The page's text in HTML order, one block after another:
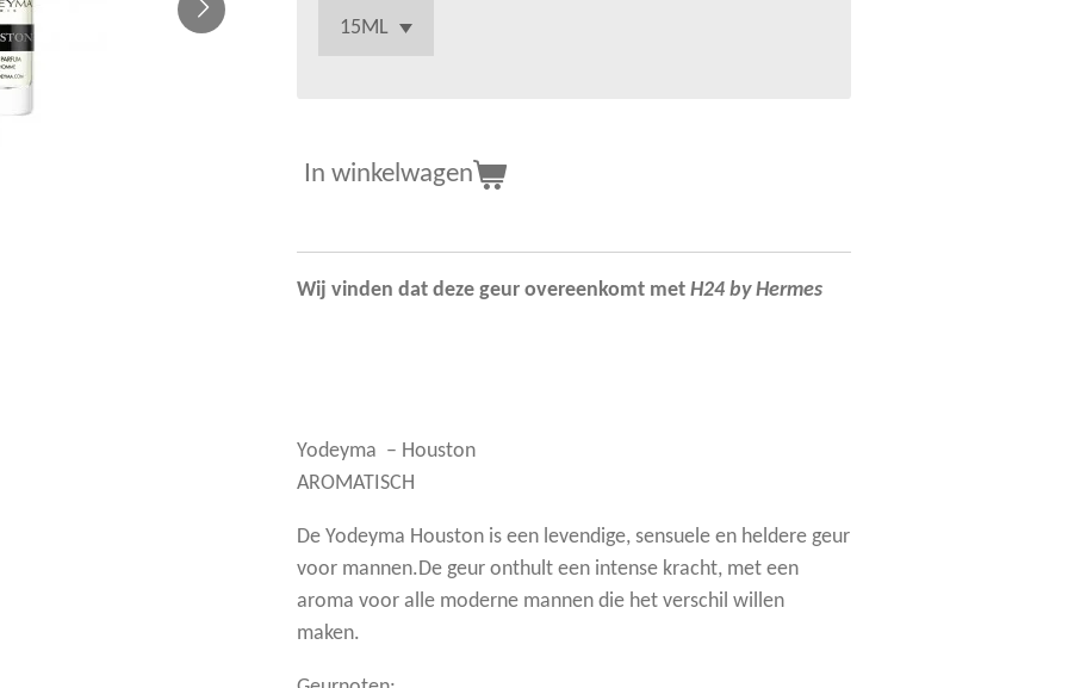
In winkelwagen
Wij vinden dat deze geur overeenkomt met H24 by Hermes
Yodeyma – Houston
AROMATISCH
De Yodeyma Houston is een levendige, sensuele en heldere geur
voor mannen.De geur onthult een intense kracht, met een
aroma voor alle moderne mannen die het verschil willen
maken.